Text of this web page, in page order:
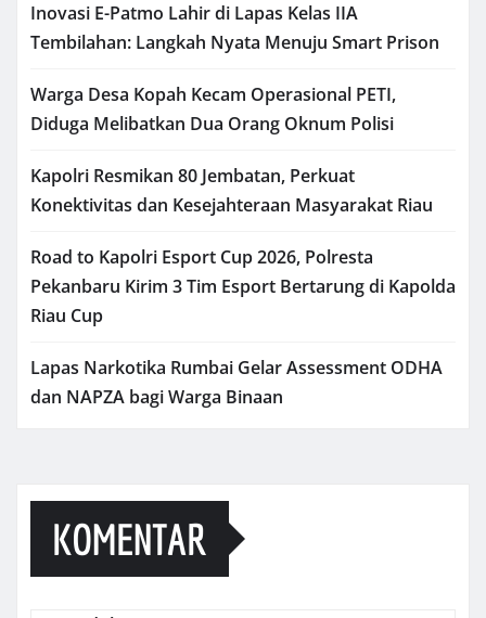
Inovasi E-Patmo Lahir di Lapas Kelas IIA
Tembilahan: Langkah Nyata Menuju Smart Prison
Warga Desa Kopah Kecam Operasional PETI,
Diduga Melibatkan Dua Orang Oknum Polisi
Kapolri Resmikan 80 Jembatan, Perkuat
Konektivitas dan Kesejahteraan Masyarakat Riau
Road to Kapolri Esport Cup 2026, Polresta
Pekanbaru Kirim 3 Tim Esport Bertarung di Kapolda
Riau Cup
Lapas Narkotika Rumbai Gelar Assessment ODHA
dan NAPZA bagi Warga Binaan
KOMENTAR